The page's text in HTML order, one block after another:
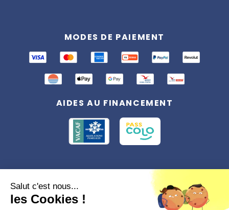
MODES DE PAIEMENT
AIDES AU FINANCEMENT
Conformément à la réglementation applicable en matière de données
personnelles, vous disposez d'un droit d'accès, de rectification et
d'effacement, du droit à la limitation du traitement des données vous
concernant. Vous pouvez consulter
notre politique de confidentialité
Salut c'est nous...
les Cookies !